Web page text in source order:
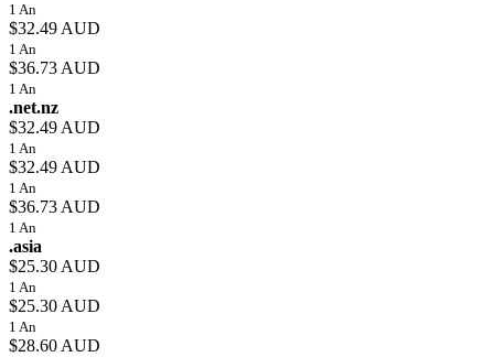
1 An
$32.49 AUD
1 An
$36.73 AUD
1 An
.net.nz
$32.49 AUD
1 An
$32.49 AUD
1 An
$36.73 AUD
1 An
.asia
$25.30 AUD
1 An
$25.30 AUD
1 An
$28.60 AUD